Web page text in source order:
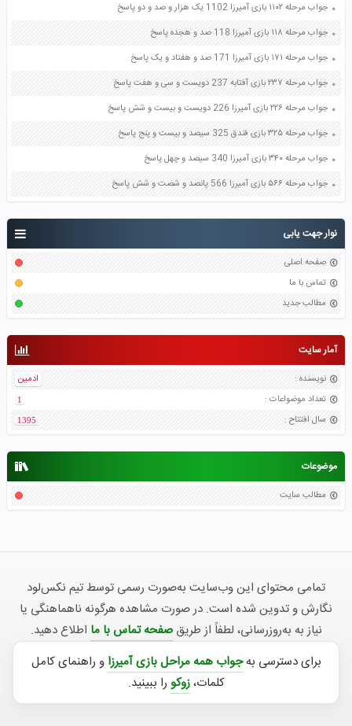
نوار جهت یابی
صفحه اصلی
تماس با ما
مطالب جدید
آمار سایت
نویسنده :
ادمین
تعداد موضواعات :
1
سال افتتاح :
1395
موضوعات
مطالب سایت
جواب مرحله ۱۱۰۲ بازی آمیرزا 1102 یک هزار و صد و دو پاسخ
جواب مرحله ۱۱۸ بازی آمیرزا 118 صد و هجده پاسخ
جواب مرحله ۱۷۱ بازی آمیرزا 171 صد و هفتاد و یک پاسخ
جواب مرحله ۲۳۷ بازی آفتابه 237 دویست و سی و هفت پاسخ
جواب مرحله ۲۲۶ بازی آمیرزا 226 دویست و بیست و شش پاسخ
جواب مرحله ۳۲۵ بازی فندق 325 سیصد و بیست و پنج پاسخ
جواب مرحله ۳۴۰ بازی آمیرزا 340 سیصد و چهل پاسخ
جواب مرحله ۵۶۶ بازی آمیرزا 566 پانصد و شصت و شش پاسخ
تمامی محتوای این وب‌سایت به‌صورت رسمی توسط تیم نکس‌لود
نگارش و تدوین شده است. در صورت مشاهده هرگونه ناهماهنگی یا
نیاز به به‌روزرسانی، لطفاً از طریقصفحه تماس با ما اطلاع دهید.
برای دسترسی به جواب همه مراحل بازی آمیرزا و راهنمای کامل
کلمات،زوکو را ببینید.